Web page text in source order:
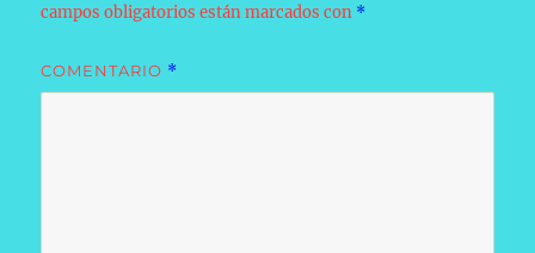
campos obligatorios están marcados con *
COMENTARIO *